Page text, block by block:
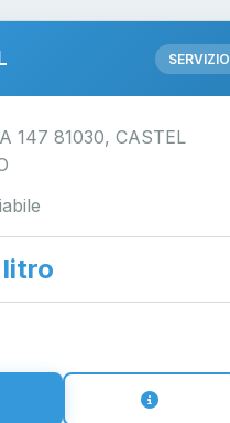
SERVIZIO
147 81030, CASTEL